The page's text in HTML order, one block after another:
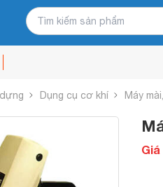
Dụng cụ cơ khí Máy
Giá